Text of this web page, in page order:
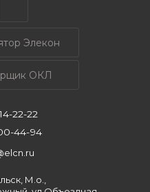
Элекон
ОКЛ
22-22
44-94
М.о.,